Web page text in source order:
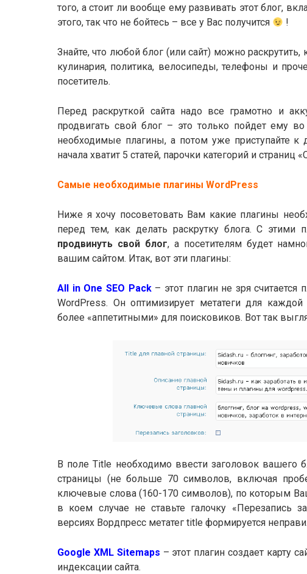
того, а стоит ли вообще ему развивать этот блог,
этого, так что не бойтесь – все у Вас получится
!
Знайте, что любой блог (или сайт) можно раскрутить,
кулинария, политика, велосипеды, телефоны и
посетитель.
Перед раскруткой сайта надо все грамотно и
продвигать свой блог – это только пойдет ему
необходимые плагины, а потом уже приступайте к
начала хватит 5 статей, парочки категорий и страниц
Самые необходимые плагины WordPress
Ниже я хочу посоветовать Вам какие плагины
перед тем, как делать раскрутку блога. С
продвинуть свой блог, а посетителям будет
вашим сайтом. Итак, вот эти плагины:
All in One SEO Pack– этот плагин не зря
WordPress. Он оптимизирует метатеги для
более «аппетитными» для поисковиков. Вот так
В поле Title необходимо ввести заголовок вашего
страницы (не больше 70 символов, включая
ключевые слова (160-170 символов), по которым
в коем случае не ставьте галочку «Перезапись
версиях Вордпресс метатег title формируется
Google XML Sitemaps – этот плагин создает карту
индексации сайта.